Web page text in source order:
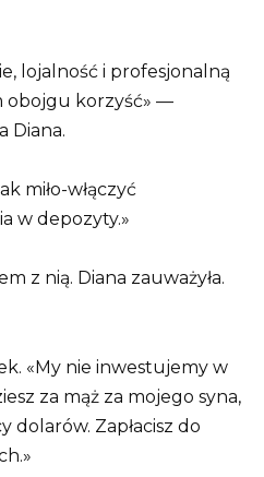
lojalność i profesjonalną
obojgu korzyść» —
Diana.
miło-włączyć
w depozyty.»
z nią. Diana zauważyła.
«My nie inwestujemy w
za mąż za mojego syna,
dolarów. Zapłacisz do